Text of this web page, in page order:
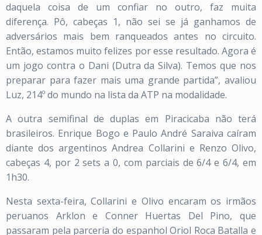
daquela coisa de um confiar no outro, faz muita
diferença. Pô, cabeças 1, não sei se já ganhamos de
adversários mais bem ranqueados antes no circuito.
Então, estamos muito felizes por esse resultado. Agora é
um jogo contra o Dani (Dutra da Silva). Temos que nos
preparar para fazer mais uma grande partida”, avaliou
Luz, 214º do mundo na lista da ATP na modalidade.
A outra semifinal de duplas em Piracicaba não terá
brasileiros. Enrique Bogo e Paulo André Saraiva caíram
diante dos argentinos Andrea Collarini e Renzo Olivo,
cabeças 4, por 2 sets a 0, com parciais de 6/4 e 6/4, em
1h30.
Nesta sexta-feira, Collarini e Olivo encaram os irmãos
peruanos Arklon e Conner Huertas Del Pino, que
passaram pela parceria do espanhol Oriol Roca Batalla e